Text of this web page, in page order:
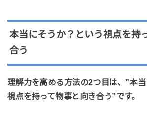
本当にそうか？という視点を持
合う
理解力を高める方法の2つ目は、”本
視点を持って物事と向き合う”です。